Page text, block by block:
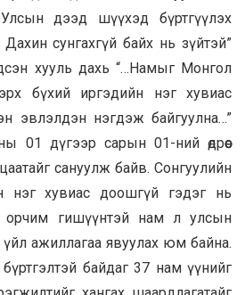
дээд шүүхэд бүртгүүлэх
сунгахгүй байх нь зүйтэй”
хууль дахь “…Намыг Монгол
бүхий иргэдийн нэг хувиас
эвлэлдэн нэгдэж байгуулна…”
01 дүгээр сарын 01-ний өдрөөс
сануулж байв. Сонгуулийн
нэг хувиас доошгүй гэдэг нь
орчим гишүүнтэй нам л улсын
ажиллагаа явуулах юм байна.
байдаг 37 нам үүнийг